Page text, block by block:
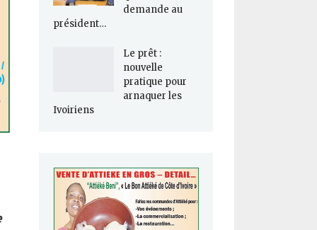
demande au
président…
Le prêt :
nouvelle
pratique pour
arnaquer les
Ivoiriens